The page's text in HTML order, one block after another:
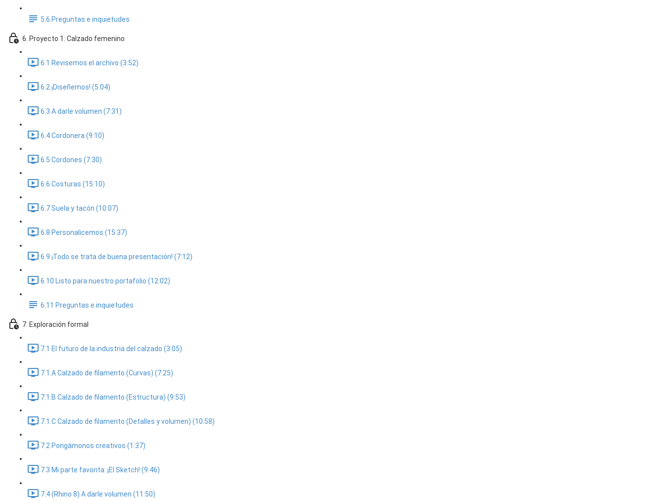
5.6 Preguntas e inquietudes
6. Proyecto 1: Calzado femenino
6.1 Revisemos el archivo (3:52)
6.2 ¡Diseñemos! (5:04)
6.3 A darle volumen (7:31)
6.4 Cordonera (9:10)
6.5 Cordones (7:30)
6.6 Costuras (15:10)
6.7 Suela y tacón (10:07)
6.8 Personalicemos (15:37)
6.9 ¡Todo se trata de buena presentación! (7:12)
6.10 Listo para nuestro portafolio (12:02)
6.11 Preguntas e inquietudes
7. Exploración formal
7.1 El futuro de la industria del calzado (3:05)
7.1.A Calzado de filamento (Curvas) (7:25)
7.1.B Calzado de filamento (Estructura) (9:53)
7.1.C Calzado de filamento (Detalles y volumen) (10:58)
7.2 Pongámonos creativos (1:37)
7.3 Mi parte favorita: ¡El Sketch! (9:46)
7.4 (Rhino 8) A darle volumen (11:50)